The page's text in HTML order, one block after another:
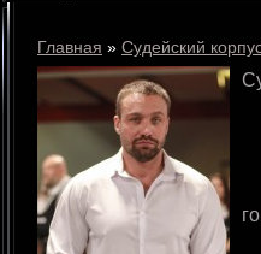
Главная » Судейский